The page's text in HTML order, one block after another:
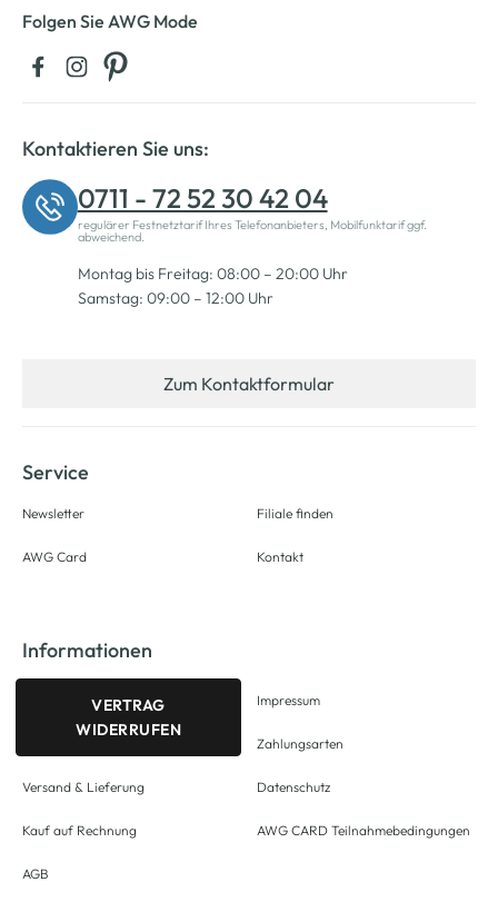
Folgen Sie AWG Mode
Kontaktieren Sie uns:
0711 - 72 52 30 42 04
regulärer Festnetztarif Ihres Telefonanbieters, Mobilfunktarif ggf.
abweichend.
Montag bis Freitag: 08:00 – 20:00 Uhr
Samstag: 09:00 – 12:00 Uhr
Zum Kontaktformular
Service
Newsletter
AWG Card
Filiale finden
Kontakt
Informationen
VERTRAG
WIDERRUFEN
Versand & Lieferung
Kauf auf Rechnung
AGB
Impressum
Zahlungsarten
Datenschutz
AWG CARD Teilnahmebedingungen